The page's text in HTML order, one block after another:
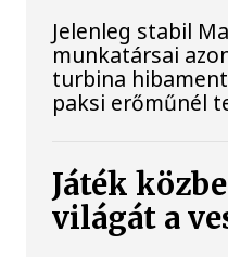
Jelenleg stabil
munkatársai
turbina
paksi erőműnél
Játék
világát a